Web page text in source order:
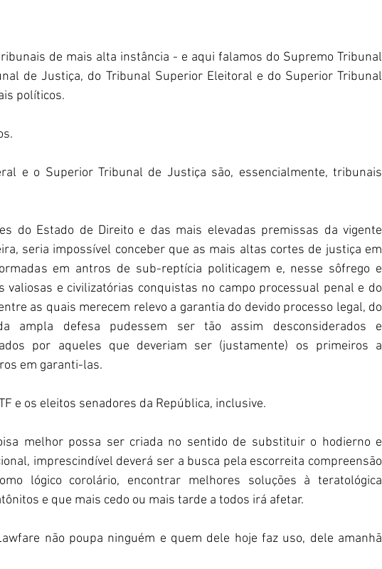
de mais alta instância - e aqui falamos do Supremo Tribunal
de Justiça, do Tribunal Superior Eleitoral e do Superior Tribunal
políticos.
e o Superior Tribunal de Justiça são, essencialmente, tribunais
do Estado de Direito e das mais elevadas premissas da vigente
seria impossível conceber que as mais altas cortes de justiça em
em antros de sub-reptícia politicagem e, nesse sôfrego e
valiosas e civilizatórias conquistas no campo processual penal e do
as quais merecem relevo a garantia do devido processo legal, do
ampla defesa pudessem ser tão assim desconsiderados e
por aqueles que deveriam ser (justamente) os primeiros a
em garanti-las.
e os eleitos senadores da República, inclusive.
melhor possa ser criada no sentido de substituir o hodierno e
imprescindível deverá ser a busca pela escorreita compreensão
lógico corolário, encontrar melhores soluções à teratológica
e que mais cedo ou mais tarde a todos irá afetar.
não poupa ninguém e quem dele hoje faz uso, dele amanhã